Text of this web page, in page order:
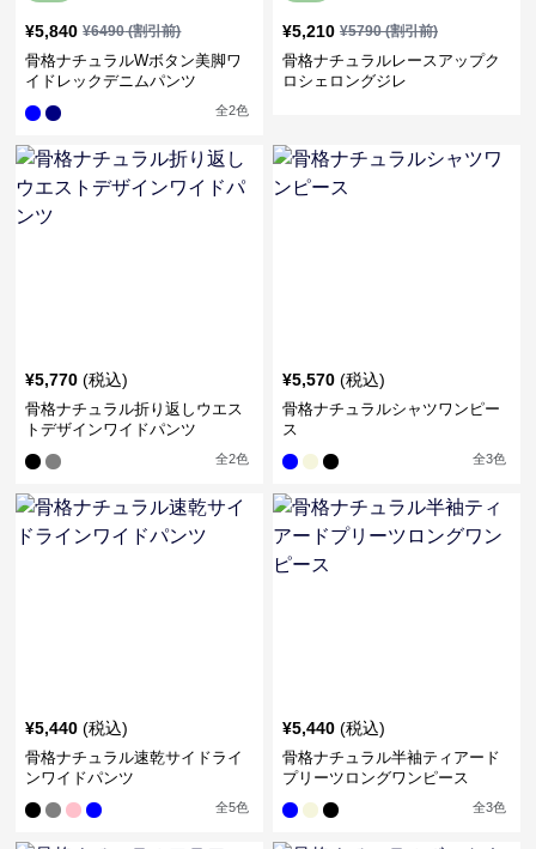
¥5,840 ¥6490(割引前)
骨格ナチュラルWボタン美脚ワ
イドレックデニムパンツ
全2色
¥5,210 ¥5790(割引前)
骨格ナチュラルレースアップク
ロシェロングジレ
¥5,770 (税込)
骨格ナチュラル折り返しウエス
トデザインワイドパンツ
全2色
¥5,570 (税込)
骨格ナチュラルシャツワンピー
ス
全3色
¥5,440 (税込)
骨格ナチュラル速乾サイドライ
ンワイドパンツ
全5色
¥5,440 (税込)
骨格ナチュラル半袖ティアード
プリーツロングワンピース
全3色